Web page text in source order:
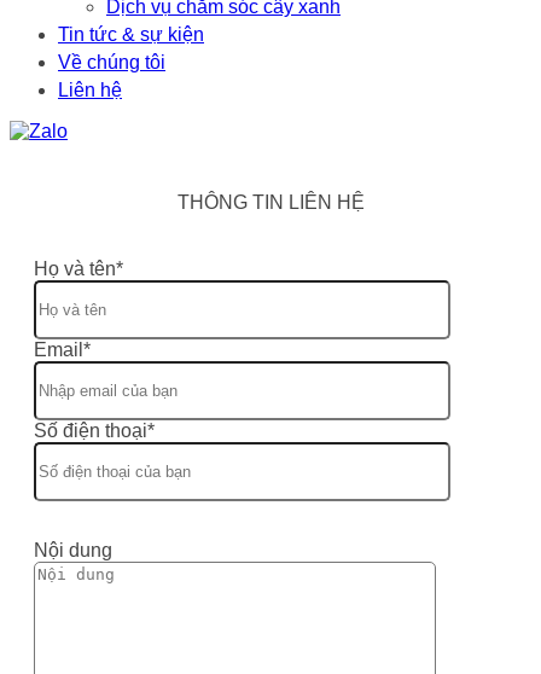
Dịch vụ chăm sóc cây xanh
Tin tức & sự kiện
Về chúng tôi
Liên hệ
THÔNG TIN LIÊN HỆ
Họ và tên*
Email*
Số điện thoại*
Nội dung